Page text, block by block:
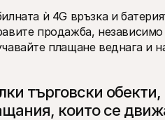
ѝ 4G връзка и
продажба,
плащане веднага и
търговски
които се